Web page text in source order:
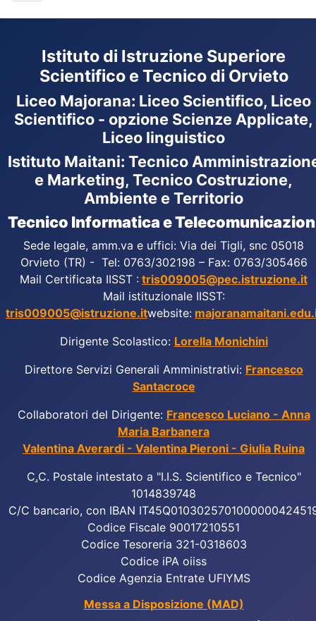
Istituto di Istruzione Superiore
Scientifico e Tecnico di Orvieto
Liceo Majorana: Liceo Scientifico, Liceo
Scientifico - opzione Scienze Applicate,
Liceo linguistico
Istituto Maitani: Tecnico
e Marketing, Tecnico Costruzione,
Ambiente e Territorio
Tecnico Informatica e
Sede legale, amm.va e uffici: Via dei Tigli, snc 05018
Orvieto (TR) - Tel: 0763/302198 – Fax: 0763/305466
Mail Certificata IISST : tris009005@pec.istruzione.it
Mail istituzionale IISST:
tris009005@istruzione.itwebsite:
Dirigente Scolastico: Lorella Monichini
Direttore Servizi Generali Amministrativi: Francesco
Santacroce
Collaboratori del Dirigente: Francesco Luciano - Anna
Maria Barbanera
Valentina Averardi - Valentina Pieroni - Giulia Ruina
C.C. Postale intestato a "I.I.S. Scientifico e Tecnico"
1014839748
C/C bancario, con IBAN
Codice Fiscale 90017210551
Codice Tesoreria 321-0318603
Codice iPA oiiss
Codice Agenzia Entrate UFIYMS
Messa a Disposizione (MAD)